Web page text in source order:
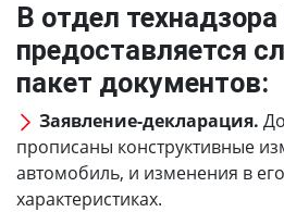
В отдел
предоставляется
пакет документов:
Заявление-декларация.
прописаны конструктивные
автомобиль, и изменения в
характеристиках.